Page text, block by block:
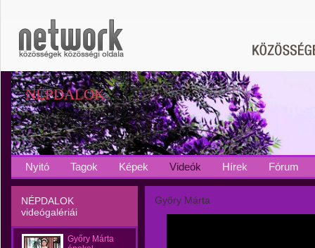
NÉPDALOK
Nyitó Tagok Képek Videók Hírek Fórum
NÉPDALOK
videógalériái
Győry Márta
Győry Márta